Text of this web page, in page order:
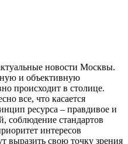
новости Москвы.
и объективную
происходит в столице.
все, что касается
ресурса – правдивое и
соблюдение стандартов
интересов
выразить свою точку зрения